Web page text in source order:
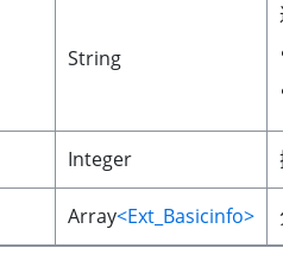
String
Integer
Array<Ext_Basicinfo>